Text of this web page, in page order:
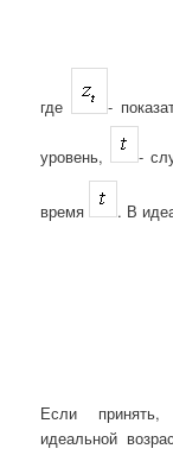
где -
уровень, -
время . В
Если
идеальной